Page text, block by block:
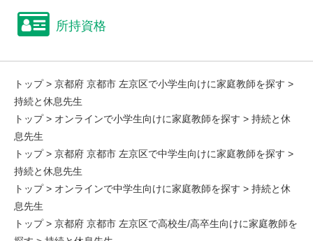
所持資格
トップ> 京都府 京都市 左京区で小学生向けに家庭教師を探す >
持続と休息先生
トップ> オンラインで小学生向けに家庭教師を探す > 持続と休
息先生
トップ> 京都府 京都市 左京区で中学生向けに家庭教師を探す >
持続と休息先生
トップ> オンラインで中学生向けに家庭教師を探す > 持続と休
息先生
トップ> 京都府 京都市 左京区で高校生/高卒生向けに家庭教師を